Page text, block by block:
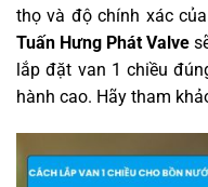
thọ và độ chính xác
Tuấn Hưng Phát Valve
lắp đặt van 1 chiều
hành cao. Hãy tham